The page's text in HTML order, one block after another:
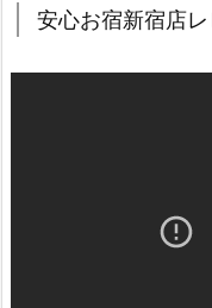
安心お宿新宿店